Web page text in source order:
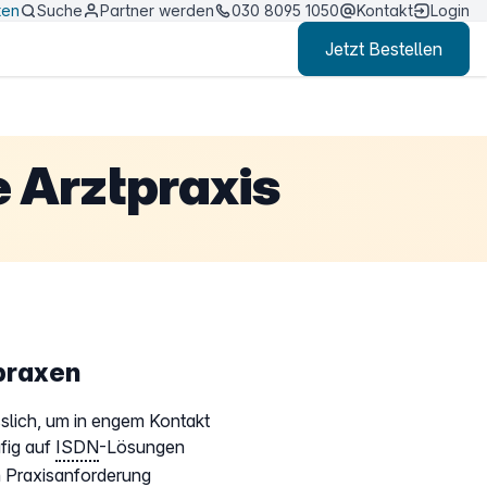
Suche Partner werden 030 8095 1050 Kontakt Login
Jetzt Bestellen
Arztpraxis
um in engem Kontakt
auf ISDN-Lösungen